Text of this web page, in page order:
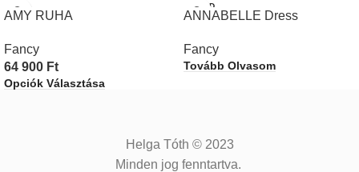
AMY RUHA
Fancy
64 900 Ft
Opciók Választása
SOLD
OUT
ANNABELLE Dress
Fancy
Tovább Olvasom
Helga Tóth © 2023
Minden jog fenntartva.